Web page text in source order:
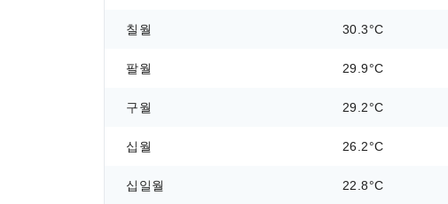
칠월 30.3°C
팔월 29.9°C
구월 29.2°C
십월 26.2°C
십일월 22.8°C